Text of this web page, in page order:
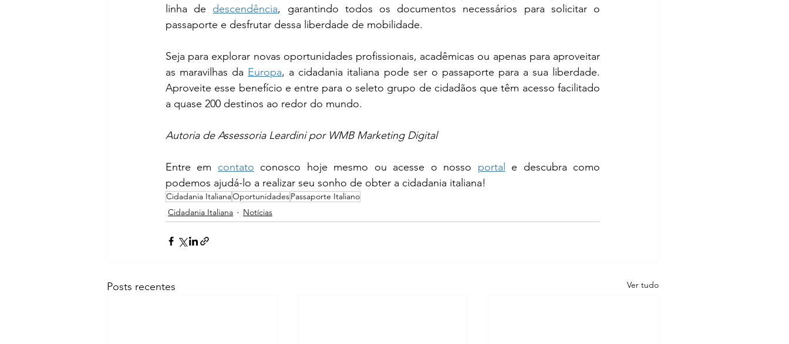
linha de descendência, garantindo todos os documentos necessários para solicitar o
passaporte e desfrutar dessa liberdade de mobilidade.
Seja para explorar novas oportunidades profissionais, acadêmicas ou apenas para aproveitar
as maravilhas da Europa, a cidadania italiana pode ser o passaporte para a sua liberdade.
Aproveite esse benefício e entre para o seleto grupo de cidadãos que têm acesso facilitado
a quase 200 destinos ao redor do mundo.
Autoria de Assessoria Leardini por WMB Marketing Digital
Entre em contato conosco hoje mesmo ou acesse o nosso portal e descubra como
podemos ajudá-lo a realizar seu sonho de obter a cidadania italiana!
Cidadania ItalianaOportunidadesPassaporte Italiano
Cidadania Italiana
Notícias
Posts recentes Ver tudo